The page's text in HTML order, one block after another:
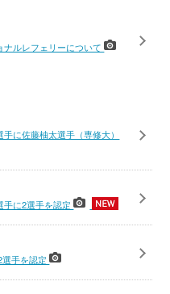
ルレフェリーについて
に佐藤柚太選手（専修大）
手に2選手を認定
選手を認定